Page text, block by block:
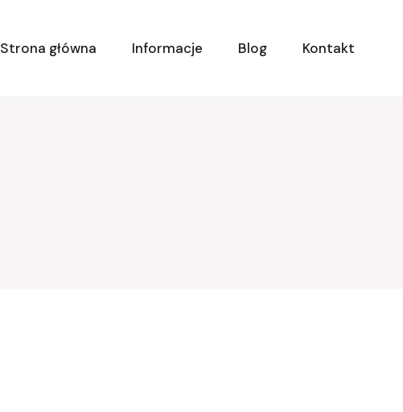
Strona główna
Informacje Blog Kontakt